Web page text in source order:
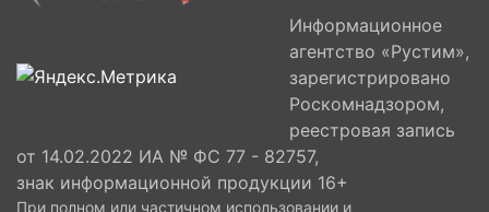
Информационное
агентство «Рустим»,
зарегистрировано
Роскомнадзором,
реестровая запись
от 14.02.2022 ИА № ФС 77 - 82757,
знак информационной продукции 16+
При полном или частичном использовании и